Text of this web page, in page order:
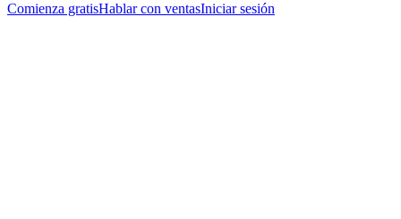
Comienza gratisHablar con ventasIniciar sesión